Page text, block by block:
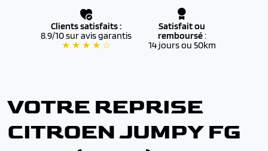
Clients satisfaits :
8.9/10 sur avis garantis
★ ★ ★ ★ ☆
Satisfait ou
remboursé:
14 jours ou 50km
VOTRE REPRISE
CITROEN JUMPY FG